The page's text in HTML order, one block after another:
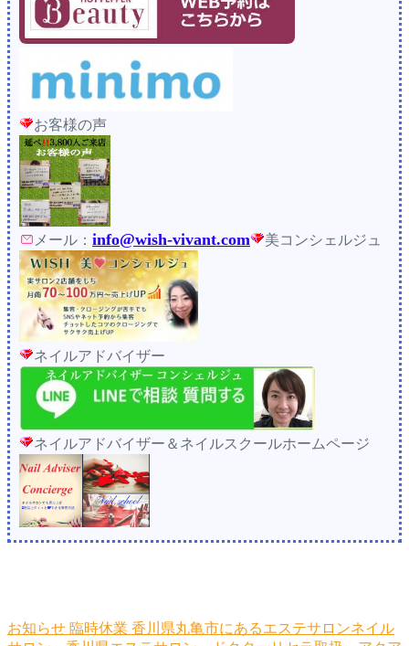
お客様の声
メール： info@wish-vivant.com 美コンシェルジュ
ネイルアドバイザー
ネイルアドバイザー＆ネイルスクールホームページ
お知らせ 臨時休業 香川県丸亀市にあるエステサロンネイル